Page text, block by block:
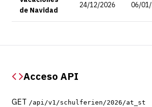
de Navidad
24/12/2026 06/
Acceso API
GET /api/v1/schulferien/2026/at_st